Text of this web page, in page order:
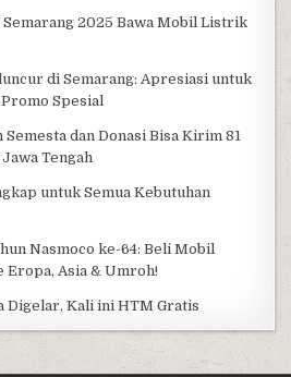
2025 Bawa Mobil Listrik
di Semarang: Apresiasi untuk
Spesial
Semesta dan Donasi Bisa Kirim 81
Tengah
untuk Semua Kebutuhan
Nasmoco ke-64: Beli Mobil
Eropa, Asia & Umroh!
Digelar, Kali ini HTM Gratis